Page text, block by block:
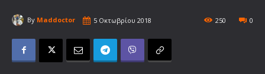
By Maddoctor 5 Οκτωβρίου 2018 0
250